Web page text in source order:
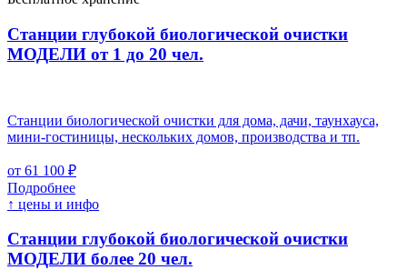
Станции глубокой биологической очистки
МОДЕЛИ от 1 до 20 чел.
Станции биологической очистки для дома, дачи, таунхауса,
мини-гостиницы, нескольких домов, производства и тп.
от 61 100 ₽
Подробнее
↑ цены и инфо
Станции глубокой биологической очистки
МОДЕЛИ более 20 чел.